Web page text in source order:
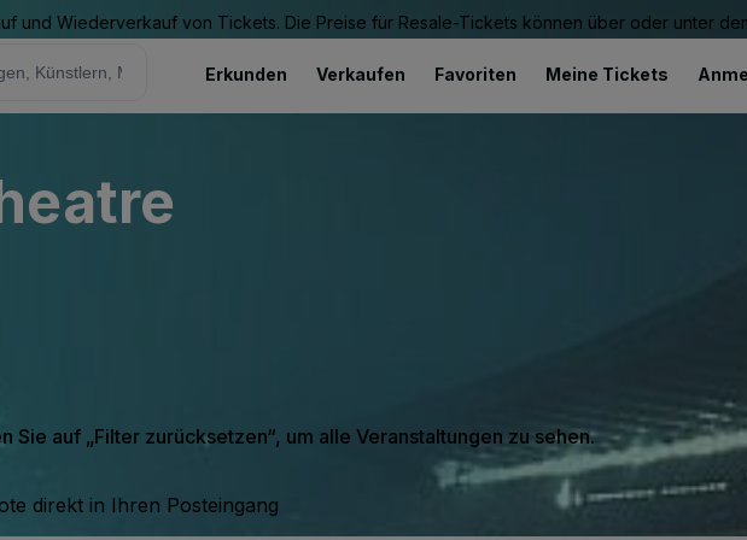
und Wiederverkauf von Tickets. Die Preise für Resale-Tickets können über oder unter
Erkunden Verkaufen Favoriten Meine Tickets
Sie auf „Filter zurücksetzen“, um alle Veranstaltungen zu sehen.
direkt in Ihren Posteingang